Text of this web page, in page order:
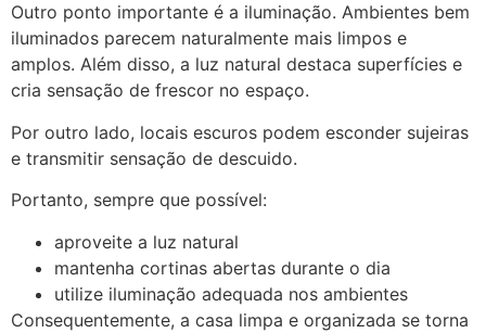
Outro ponto importante é a iluminação. Ambientes bem
iluminados parecem naturalmente mais limpos e
amplos. Além disso, a luz natural destaca superfícies e
cria sensação de frescor no espaço.
Por outro lado, locais escuros podem esconder sujeiras
e transmitir sensação de descuido.
Portanto, sempre que possível:
aproveite a luz natural
mantenha cortinas abertas durante o dia
utilize iluminação adequada nos ambientes
Consequentemente, a casa limpa e organizada se torna